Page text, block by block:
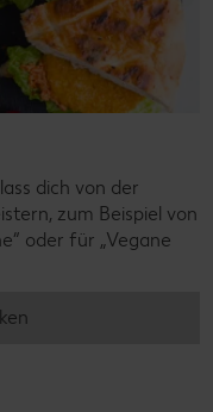
dich von der
zum Beispiel von
oder für „Vegane